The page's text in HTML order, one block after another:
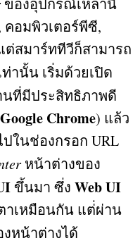
คอมพิวเตอร์พีซี,
สมาร์ททีวีก็สามารถ
านั้น เริ่มด้วยเปิด
นที่มีประสิทธิภาพดี
Google Chrome) แล้ว
ปในช่องกรอก URL
หน้าต่างของ
ขึ้นมา ซึ่ง Web UI
าเหมือนกัน แต่่ผ่าน
หน้าต่างได้